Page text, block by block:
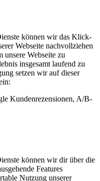
können wir das Klick-
Webseite nachvollziehen
unsere Webseite zu
insgesamt laufend zu
setzen wir auf dieser
Kundenrezensionen, A/B-
können wir dir über die
Features
Nutzung unserer